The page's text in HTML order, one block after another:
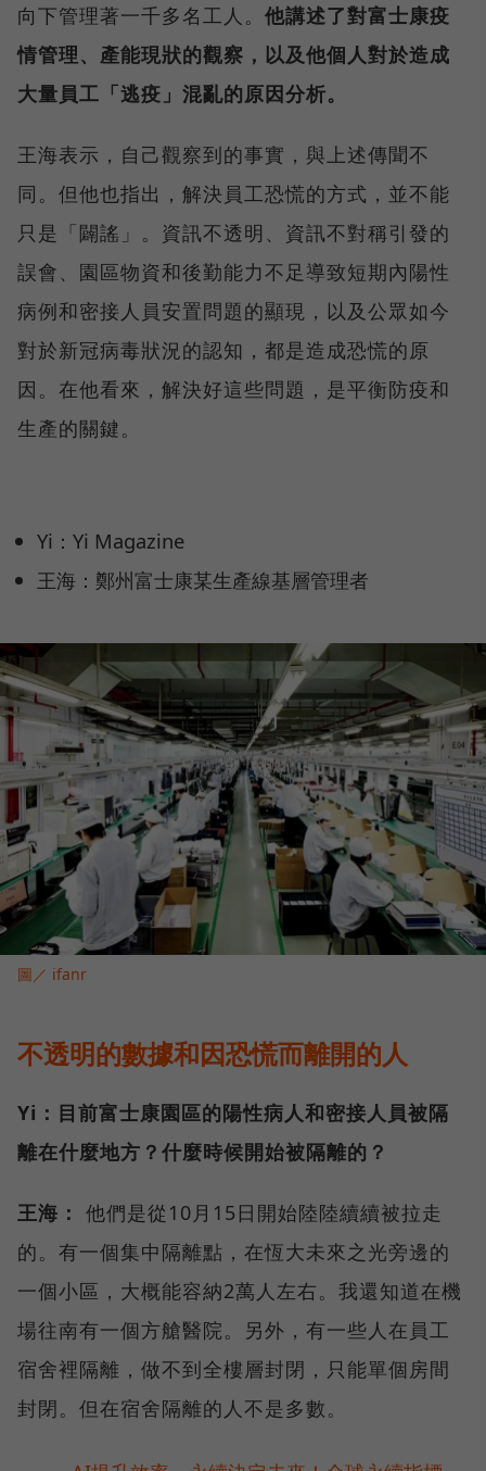
向下管理著一千多名工人。 他講述了對富士康疫
情管理、產能現狀的觀察，以及他個人對於造成
大量員工「逃疫」混亂的原因分析。
王海表示，自己觀察到的事實，與上述傳聞不
同。但他也指出，解決員工恐慌的方式，並不能
只是「闢謠」。資訊不透明、資訊不對稱引發的
誤會、園區物資和後勤能力不足導致短期內陽性
病例和密接人員安置問題的顯現，以及公眾如今
對於新冠病毒狀況的認知，都是造成恐慌的原
因。在他看來，解決好這些問題，是平衡防疫和
生產的關鍵。
Yi：Yi Magazine
王海：鄭州富士康某生產線基層管理者
圖／ ifanr
不透明的數據和因恐慌而離開的人
Yi：目前富士康園區的陽性病人和密接人員被隔
離在什麼地方？什麼時候開始被隔離的？
王海： 他們是從10月15日開始陸陸續續被拉走
的。有一個集中隔離點，在恆大未來之光旁邊的
一個小區，大概能容納2萬人左右。我還知道在機
場往南有一個方艙醫院。另外，有一些人在員工
宿舍裡隔離，做不到全樓層封閉，只能單個房間
封閉。但在宿舍隔離的人不是多數。